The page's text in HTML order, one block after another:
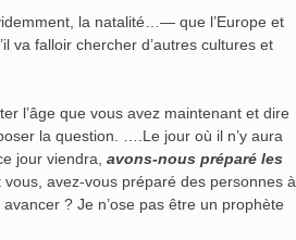
la natalité…— que l’Europe et
va falloir chercher d’autres cultures et
l’âge que vous avez maintenant et dire
la question. ….Le jour où il n’y aura
jour viendra, avons-nous préparé les
vous, avez-vous préparé des personnes à
? Je n’ose pas être un prophète